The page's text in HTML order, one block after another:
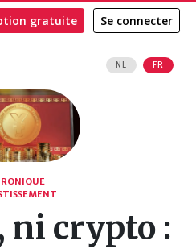
NL FR
gratuite Se connecter
ni crypto :